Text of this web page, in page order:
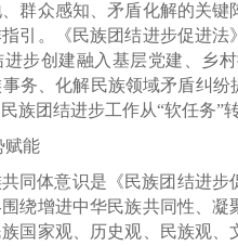
群众感知、矛盾化解的关
引。《民族团结进步促进
步创建融入基层党建、乡
务、化解民族领域矛盾纠
族团结进步工作从“软任务”
赋能
同体意识是《民族团结进
绕增进中华民族共同性、
国家观、历史观、民族观